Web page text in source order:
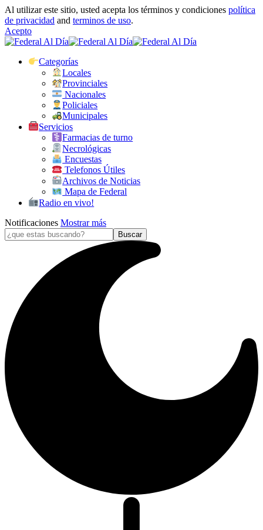
Al utilizar este sitio, usted acepta los términos y condiciones política
de privacidad and terminos de uso.
Acepto
Categorías
Locales
Provinciales
Nacionales
Policiales
Municipales
Servicios
Farmacias de turno
Necrológicas
Encuestas
Telefonos Útiles
Archivos de Noticias
Mapa de Federal
Radio en vivo!
Notificaciones Mostrar más